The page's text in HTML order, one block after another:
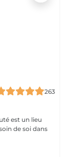
263
est un lieu
de soi dans